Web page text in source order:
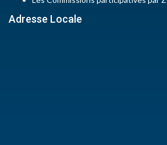
Adresse Locale